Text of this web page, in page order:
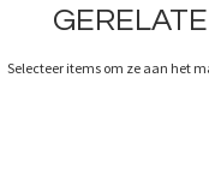
Selecteer items om ze aan het